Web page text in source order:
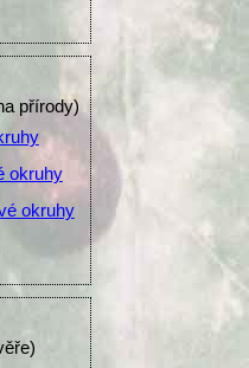
přírody)
okruhy
okruhy